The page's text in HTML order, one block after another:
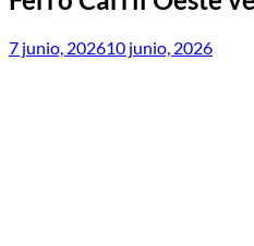
7 junio, 202610 junio, 2026